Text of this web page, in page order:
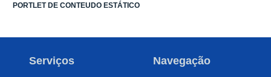
PORTLET DE CONTEUDO ESTÁTICO
Serviços Navegação